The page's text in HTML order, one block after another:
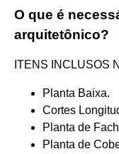
O que é
arquitetônico?
ITENS INCLUSOS
Planta Baixa.
Cortes
Planta de
Planta de